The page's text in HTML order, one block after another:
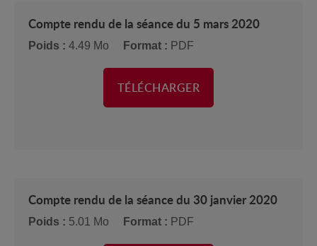
Compte rendu de la séance du 5 mars 2020
Poids : 4.49 Mo Format : PDF
TÉLÉCHARGER
Compte rendu de la séance du 30 janvier 2020
Poids : 5.01 Mo Format : PDF